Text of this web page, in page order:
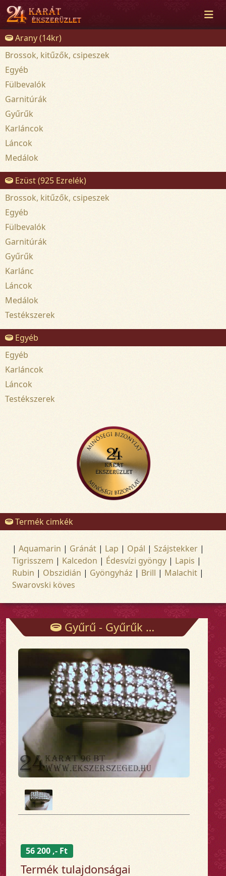
Arany (14kr)
Brossok, kitűzők, csipeszek
Egyéb
Fülbevalók
Garnitúrák
Gyűrűk
Karláncok
Láncok
Medálok
Ezüst (925 Ezrelék)
Brossok, kitűzők, csipeszek
Egyéb
Fülbevalók
Garnitúrák
Gyűrűk
Karlánc
Láncok
Medálok
Testékszerek
Egyéb
Egyéb
Karláncok
Láncok
Testékszerek
Termék cimkék
| Aquamarin | Gránát | Lap | Opál | Szájstekker |
Tigrisszem | Kalcedon | Édesvízi gyöngy | Lapis |
Rubin | Obszidián | Gyöngyház | Brill | Malachit |
Swarovski köves
Gyűrű - Gyűrűk - Arany és ezüst ékszerek
56 200 ,- Ft
Termék tulajdonságai